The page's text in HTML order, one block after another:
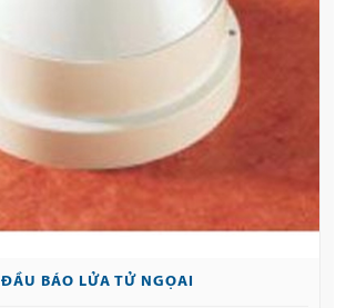
ĐẦU BÁO LỬA TỬ NGỌAI